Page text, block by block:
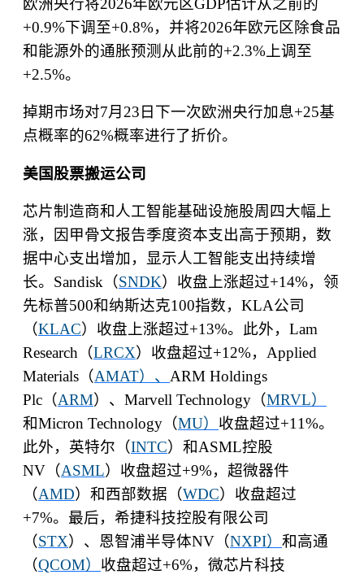
+0.9%下调至+0.8%，并将2026年欧元区除食品
和能源外的通胀预测从此前的+2.3% 上调至
+2.5%。
掉期市场对7月 23 日下一次欧洲央行加息+25基
点概率的62%概率进行了折价。
美国股票搬运公司
芯片制造商和人工智能基础设施股周四大幅上
涨，因甲骨文报告季度资本支出高于预期，数
据中心支出增加，显示人工智能支出持续增
长。 Sandisk （SNDK）收盘上涨超过+14%，领
先标普500和纳斯达克100指数， KLA公司
（KLAC）收盘上涨超过+13%。此外， Lam
Research （LRCX）收盘超过+12%， Applied
Materials （AMAT）、 ARM Holdings
Plc （ARM）、 Marvell Technology （MRVL）
和Micron Technology （MU） 收盘超过+11%。
此外，英特尔（INTC）和ASML控股
NV （ASML）收盘超过+9%，超微器件
（AMD）和西部数据（WDC）收盘超过
+7%。最后，希捷科技控股有限公司
（STX）、恩智浦半导体NV （NXPI） 和高通
（QCOM） 收盘超过+6%，微芯片科技